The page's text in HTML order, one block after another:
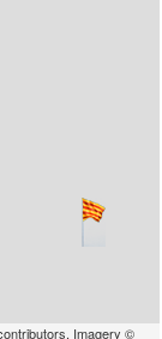
Imagery ©